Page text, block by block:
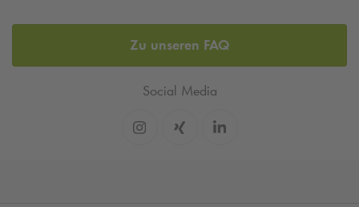
Zu unseren FAQ
Social Media